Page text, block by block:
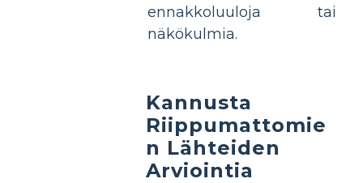
ennakkoluuloja tai
näkökulmia.
Kannusta
Riippumattomie
n Lähteiden
Arviointia